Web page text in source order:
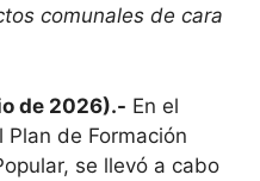
comunales de cara
de 2026).- En el
de Formación
se llevó a cabo